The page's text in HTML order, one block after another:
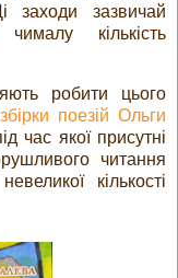
заходи зазвичай
кількість
робити цього
поезій Ольги
час якої присутні
читання
кількості